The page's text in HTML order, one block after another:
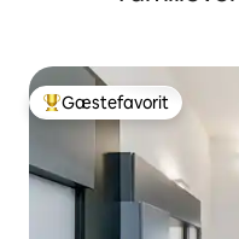
Bedste gæstefavorit
Gæstefavorit